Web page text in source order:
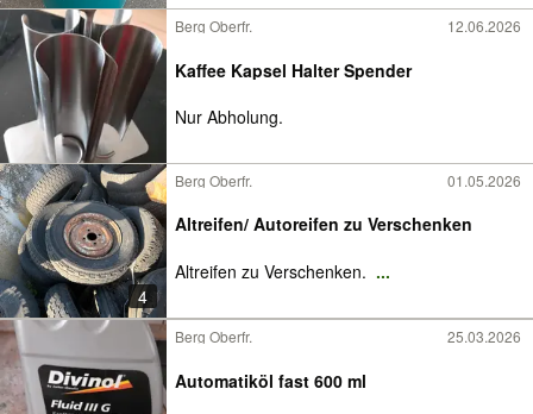
Berg Oberfr. 12.06.2026
Kaffee Kapsel Halter Spender
Nur Abholung.
4
Berg Oberfr. 01.05.2026
Altreifen/ Autoreifen zu Verschenken
Altreifen zu Verschenken. ...
Berg Oberfr. 25.03.2026
Automatiköl fast 600 ml